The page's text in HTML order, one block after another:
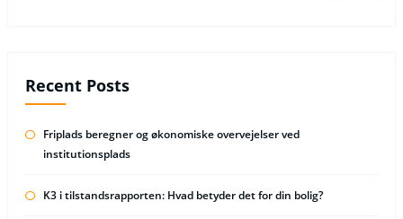
Recent Posts
Friplads beregner og økonomiske overvejelser ved
institutionsplads
K3 i tilstandsrapporten: Hvad betyder det for din bolig?